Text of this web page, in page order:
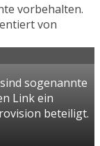
vorbehalten.
von
sogenannte
Link ein
beteiligt.